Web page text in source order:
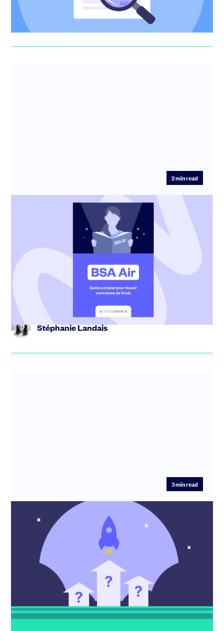
Florent Artaud
2min read
BSA Air : guide complet pour réussir
votre levée de fonds
Vous cherchez à financer votre croissance sans passer
par une levée de fonds classique ? Le BSA Air (Bon de
Stéphanie Landais
3min read
Startups : Top 10 des incubateurs
français à connaître absolument
Vous êtes entrepreneur et vous cherchez à structurer
votre projet, trouver des investisseurs, réussir votre